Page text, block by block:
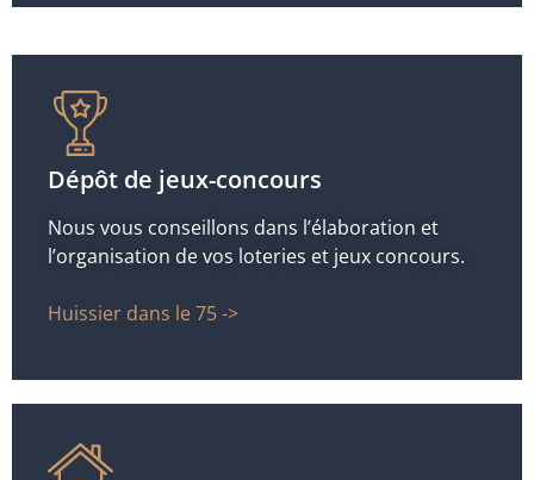
Dépôt de jeux-concours
Nous vous conseillons dans l’élaboration et
l’organisation de vos loteries et jeux concours.
Huissier dans le 75 ->